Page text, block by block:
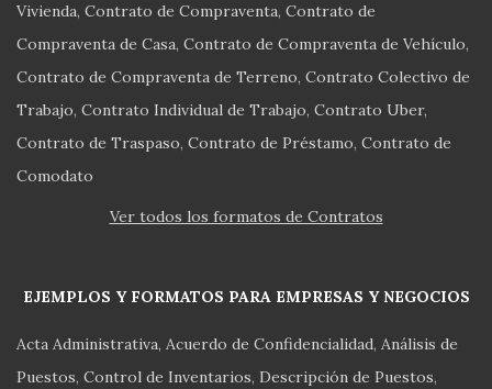
Vivienda Contrato de Compraventa Contrato de
Compraventa de Casa Contrato de Compraventa de Vehículo
Contrato de Compraventa de Terreno Contrato Colectivo de
Trabajo Contrato Individual de Trabajo Contrato Uber
Contrato de Traspaso Contrato de Préstamo Contrato de
Comodato
Ver todos los formatos de Contratos
EJEMPLOS Y FORMATOS PARA EMPRESAS Y NEGOCIOS
Acta Administrativa Acuerdo de Confidencialidad Análisis de
Puestos Control de Inventarios Descripción de Puestos